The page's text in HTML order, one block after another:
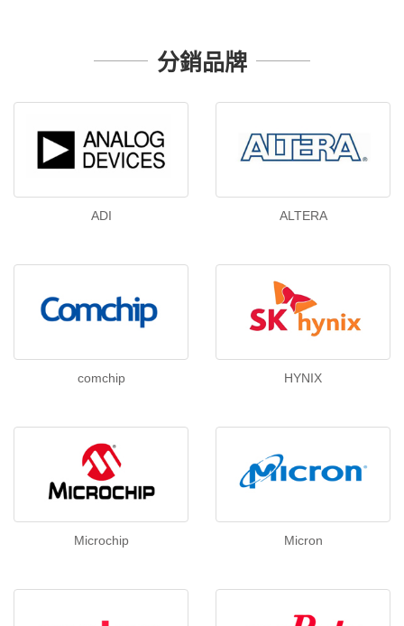
分銷品牌
ADI ALTERA
comchip HYNIX
Microchip Micron